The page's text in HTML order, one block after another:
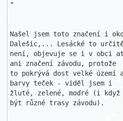
"
Našel jsem toto značení i
Dalešic,... Lesácké to
není, objevuje se i v obci
ani značení závodu, protože
to pokrývá dost velké území
barvy teček - viděl jsem i
žluté, zelené, modré (i
být různé trasy závodu).